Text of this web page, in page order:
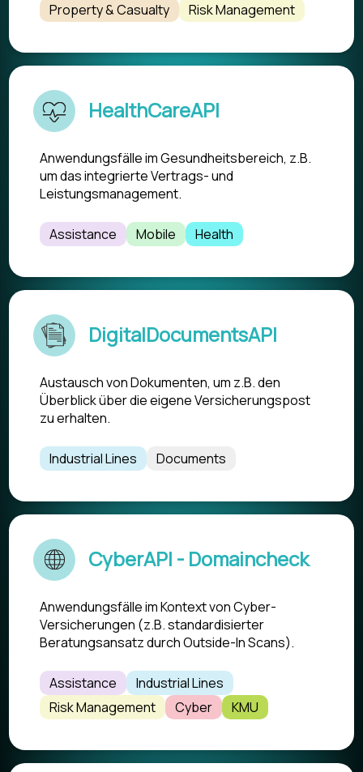
Property & Casualty
Risk Management
HealthCareAPI
Anwendungsfälle im Gesundheitsbereich, z.B.
um das integrierte Vertrags- und
Leistungsmanagement.
Assistance Mobile Health
DigitalDocumentsAPI
Austausch von Dokumenten, um z.B. den
Überblick über die eigene Versicherungspost
zu erhalten.
Industrial Lines Documents
CyberAPI - Domaincheck
Anwendungsfälle im Kontext von Cyber-
Versicherungen (z.B. standardisierter
Beratungsansatz durch Outside-In Scans).
Assistance
Industrial Lines
Risk Management
Cyber KMU